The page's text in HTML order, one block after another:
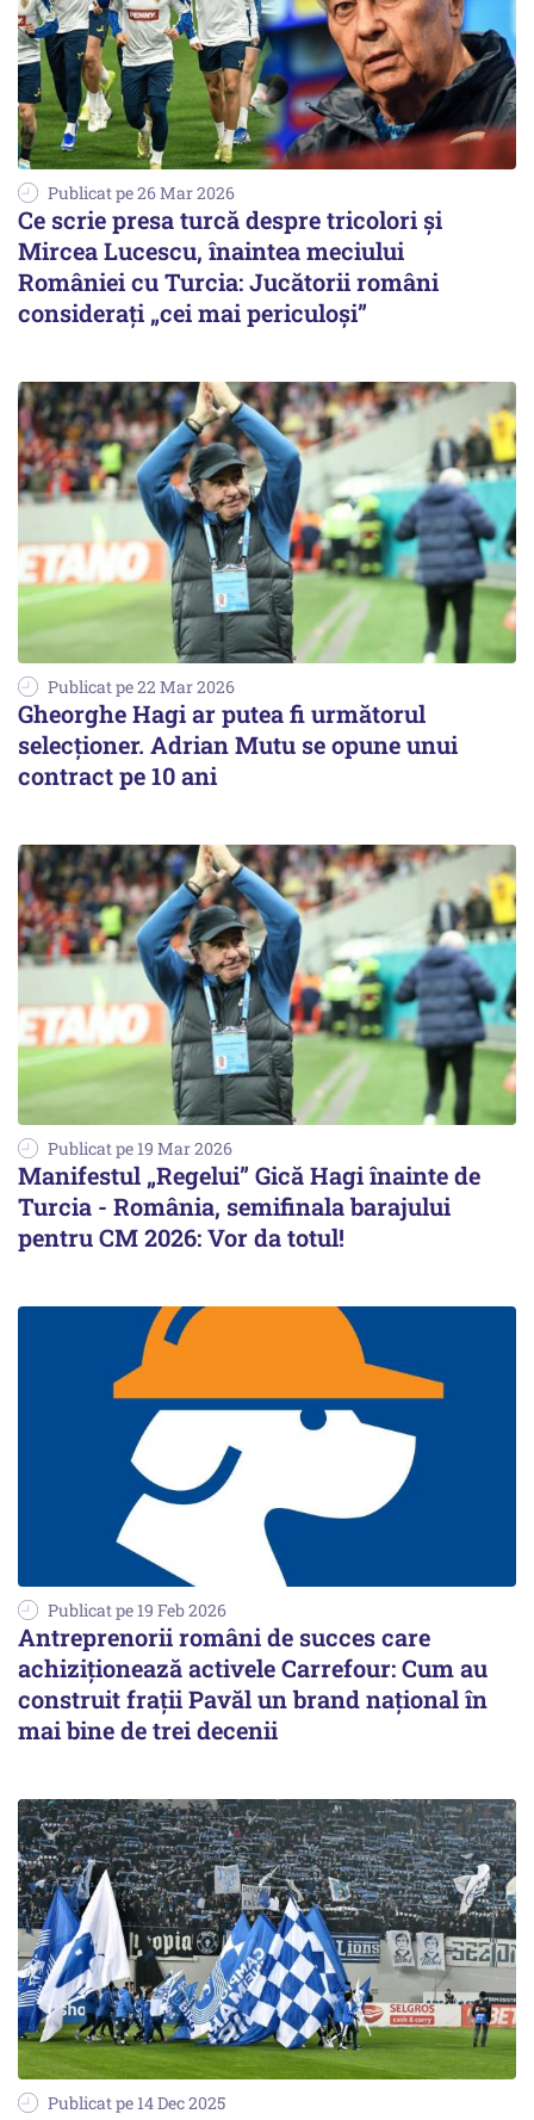
Publicat pe 26 Mar 2026
Ce scrie presa turcă despre tricolori și
Mircea Lucescu, înaintea meciului
României cu Turcia: Jucătorii români
considerați „cei mai periculoși”
Publicat pe 22 Mar 2026
Gheorghe Hagi ar putea fi următorul
selecţioner. Adrian Mutu se opune unui
contract pe 10 ani
Publicat pe 19 Mar 2026
Manifestul „Regelui” Gică Hagi înainte de
Turcia - România, semifinala barajului
pentru CM 2026: Vor da totul!
Publicat pe 19 Feb 2026
Antreprenorii români de succes care
achiziționează activele Carrefour: Cum au
construit frații Pavăl un brand național în
mai bine de trei decenii
Publicat pe 14 Dec 2025